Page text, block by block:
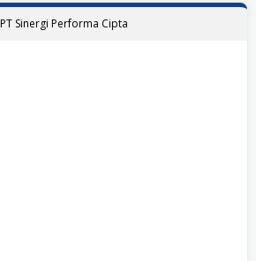
PT Sinergi Performa Cipta